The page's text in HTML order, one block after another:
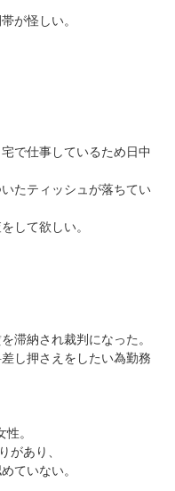
が怪しい。
で仕事しているため日中
たティッシュが落ちてい
して欲しい。
滞納され裁判になった。
し押さえをしたい為勤務
。
があり、
ていない。